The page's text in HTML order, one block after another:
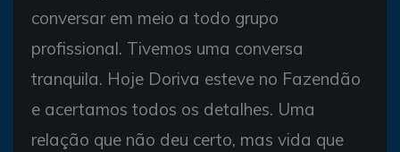
conversar em meio a todo grupo
profissional. Tivemos uma conversa
tranquila. Hoje Doriva esteve no Fazendão
e acertamos todos os detalhes. Uma
relação que não deu certo, mas vida que